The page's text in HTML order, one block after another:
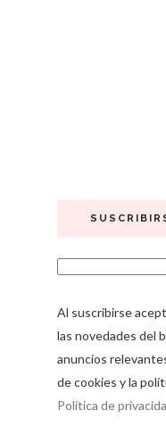
Al suscribirse
las novedades del
anuncios
de cookies y la
Política de